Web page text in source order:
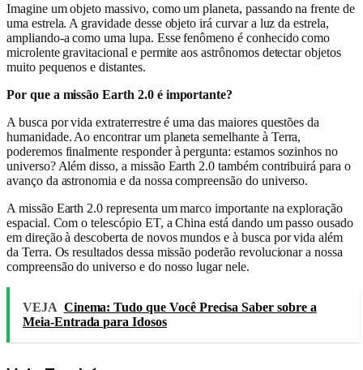
Imagine um objeto massivo, como um planeta, passando na frente de
uma estrela. A gravidade desse objeto irá curvar a luz da estrela,
ampliando-a como uma lupa. Esse fenômeno é conhecido como
microlente gravitacional e permite aos astrônomos detectar objetos
muito pequenos e distantes.
Por que a missão Earth 2.0 é importante?
A busca por vida extraterrestre é uma das maiores questões da
humanidade. Ao encontrar um planeta semelhante à Terra,
poderemos finalmente responder à pergunta: estamos sozinhos no
universo? Além disso, a missão Earth 2.0 também contribuirá para o
avanço da astronomia e da nossa compreensão do universo.
A missão Earth 2.0 representa um marco importante na exploração
espacial. Com o telescópio ET, a China está dando um passo ousado
em direção à descoberta de novos mundos e à busca por vida além
da Terra. Os resultados dessa missão poderão revolucionar a nossa
compreensão do universo e do nosso lugar nele.
VEJA Cinema: Tudo que Você Precisa Saber sobre a
Meia-Entrada para Idosos